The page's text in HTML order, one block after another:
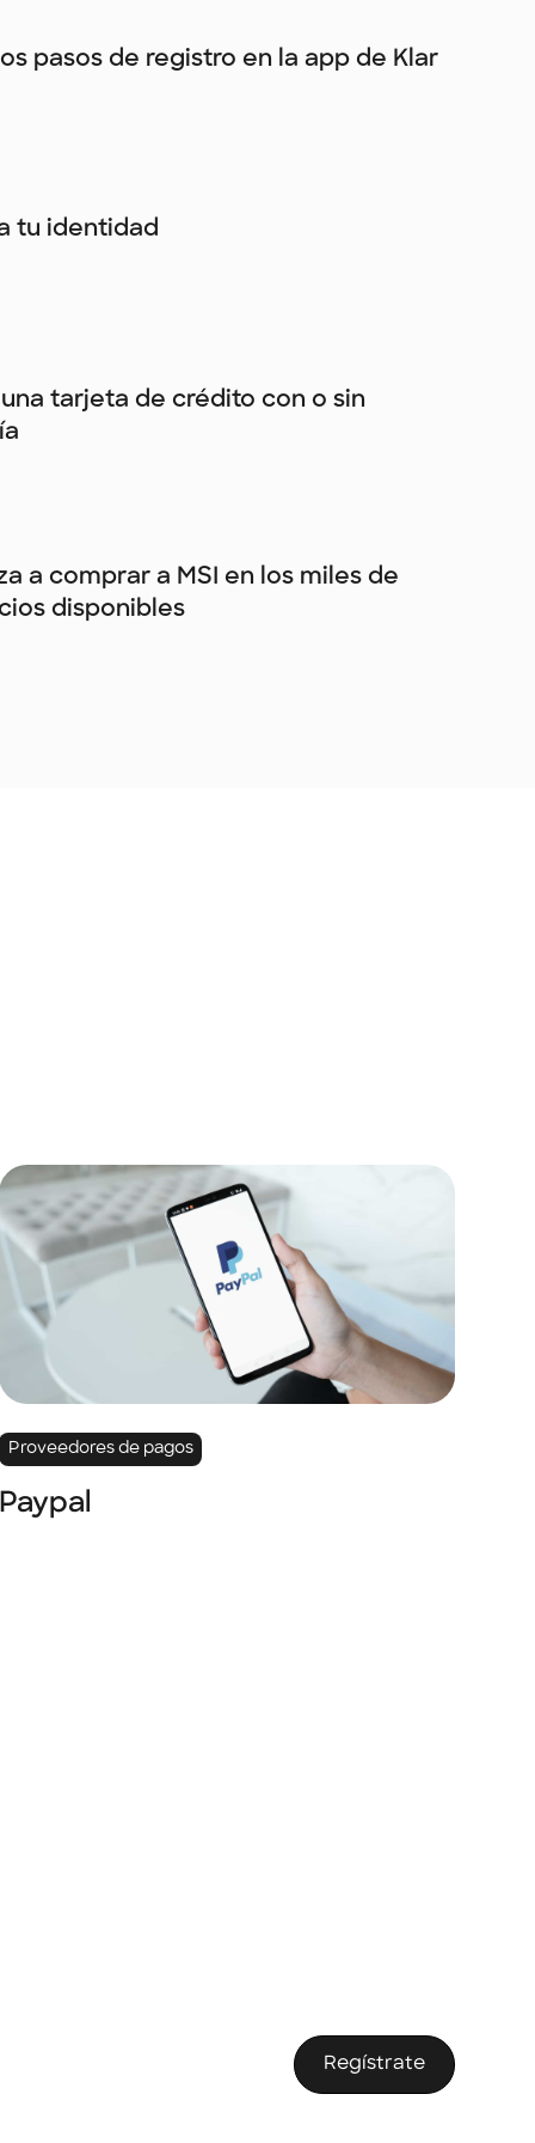
pasos de registro en la app de Klar
tu identidad
tarjeta de crédito con o sin
a comprar a MSI en los miles de
disponibles
Proveedores de pagos
Paypal
Regístrate